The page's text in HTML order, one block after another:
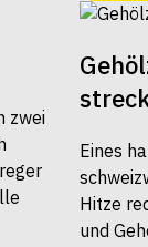
zwei
Eines
Hitze
und